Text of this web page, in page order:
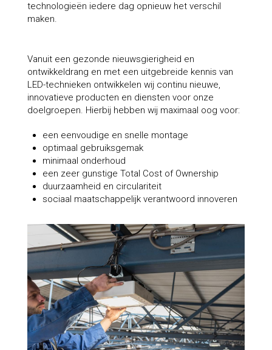
technologieën iedere dag opnieuw het verschil
maken.
Vanuit een gezonde nieuwsgierigheid en
ontwikkeldrang en met een uitgebreide kennis van
LED-technieken ontwikkelen wij continu nieuwe,
innovatieve producten en diensten voor onze
doelgroepen. Hierbij hebben wij maximaal oog voor:
een eenvoudige en snelle montage
optimaal gebruiksgemak
minimaal onderhoud
een zeer gunstige Total Cost of Ownership
duurzaamheid en circulariteit
sociaal maatschappelijk verantwoord innoveren